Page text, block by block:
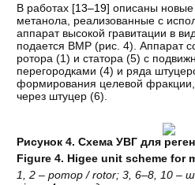
В работах [13–19] описаны
метанола, реализованные с
аппарат высокой гравитации в
подается ВМР (рис. 4). Аппарат
ротора (1) и статора (5) с
перегородками (4) и ряда
формирования целевой фракции,
через штуцер (6).
Рисунок 4. Схема УВГ для
Figure 4. Higee unit scheme for
1, 2 –ротор/ rotor; 3, 6–8, 10 –